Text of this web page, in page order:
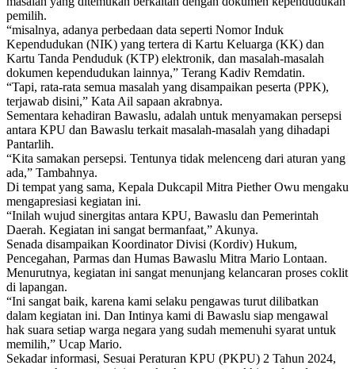
pemilih.
“misalnya, adanya perbedaan data seperti Nomor Induk
Kependudukan (NIK) yang tertera di Kartu Keluarga (KK) dan
Kartu Tanda Penduduk (KTP) elektronik, dan masalah-masalah
dokumen kependudukan lainnya,” Terang Kadiv Remdatin.
“Tapi, rata-rata semua masalah yang disampaikan peserta (PPK),
terjawab disini,” Kata Ail sapaan akrabnya.
Sementara kehadiran Bawaslu, adalah untuk menyamakan persepsi
antara KPU dan Bawaslu terkait masalah-masalah yang dihadapi
Pantarlih.
“Kita samakan persepsi. Tentunya tidak melenceng dari aturan yang
ada,” Tambahnya.
Di tempat yang sama, Kepala Dukcapil Mitra Piether Owu mengaku
mengapresiasi kegiatan ini.
“Inilah wujud sinergitas antara KPU, Bawaslu dan Pemerintah
Daerah. Kegiatan ini sangat bermanfaat,” Akunya.
Senada disampaikan Koordinator Divisi (Kordiv) Hukum,
Pencegahan, Parmas dan Humas Bawaslu Mitra Mario Lontaan.
Menurutnya, kegiatan ini sangat menunjang kelancaran proses coklit
di lapangan.
“Ini sangat baik, karena kami selaku pengawas turut dilibatkan
dalam kegiatan ini. Dan Intinya kami di Bawaslu siap mengawal
hak suara setiap warga negara yang sudah memenuhi syarat untuk
memilih,” Ucap Mario.
Sekadar informasi, Sesuai Peraturan KPU (PKPU) 2 Tahun 2024,